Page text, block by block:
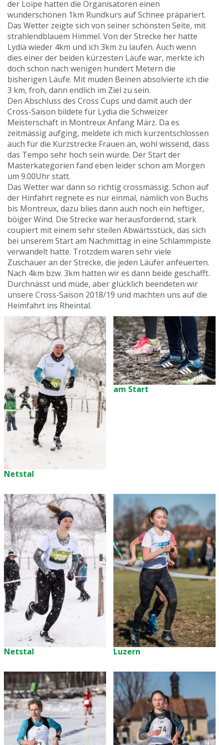
der Loipe hatten die Organisatoren einen
wunderschönen 1km Rundkurs auf Schnee präpariert.
Das Wetter zeigte sich von seiner schönsten Seite, mit
strahlendblauem Himmel. Von der Strecke her hatte
Lydia wieder 4km und ich 3km zu laufen. Auch wenn
dies einer der beiden kürzesten Läufe war, merkte ich
doch schon nach wenigen hundert Metern die
bisherigen Läufe. Mit müden Beinen absolvierte ich die
3 km, froh, dann endlich im Ziel zu sein.
Den Abschluss des Cross Cups und damit auch der
Cross-Saison bildete für Lydia die Schweizer
Meisterschaft in Montreux Anfang März. Da es
zeitmässig aufging, meldete ich mich kurzentschlossen
auch für die Kurzstrecke Frauen an, wohl wissend, dass
das Tempo sehr hoch sein würde. Der Start der
Masterkategorien fand eben leider schon am Morgen
um 9.00Uhr statt.
Das Wetter war dann so richtig crossmässig. Schon auf
der Hinfahrt regnete es nur einmal, nämlich von Buchs
bis Montreux, dazu blies dann auch noch ein heftiger,
böiger Wind. Die Strecke war herausfordernd, stark
coupiert mit einem sehr steilen Abwärtsstück, das sich
bei unserem Start am Nachmittag in eine Schlammpiste
verwandelt hatte. Trotzdem waren sehr viele
Zuschauer an der Strecke, die jeden Läufer anfeuerten.
Nach 4km bzw. 3km hatten wir es dann beide geschafft.
Durchnässt und müde, aber glücklich beendeten wir
unsere Cross-Saison 2018/19 und machten uns auf die
Heimfahrt ins Rheintal.
Netstal
am Start
Netstal Luzern